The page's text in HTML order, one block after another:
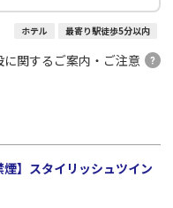
ホテル 最寄り駅徒歩5分以内
に関するご案内・ご注意
】スタイリッシュツイン